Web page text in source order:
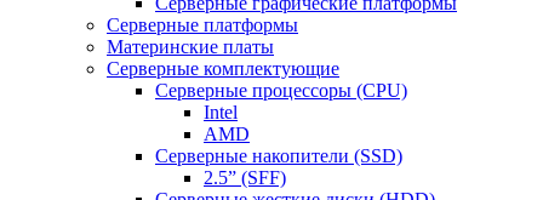
Серверные платформы
Материнские платы
Серверные комплектующие
Серверные процессоры (CPU)
Intel
AMD
Серверные накопители (SSD)
2.5” (SFF)